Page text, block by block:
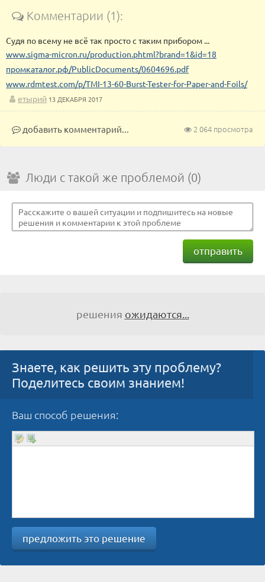
Комментарии (1):
Судя по всему не всё так просто с таким прибором ...
www.sigma-micron.ru/production.phtml?brand=1&id=18
промкаталог.рф/PublicDocuments/0604696.pdf
www.rdmtest.com/p/TMI-13-60-Burst-Tester-for-Paper-and-Foils/
етырий 13 ДЕКАБРЯ 2017
2 064 просмотра
добавить комментарий...
Люди с такой же проблемой (0)
отправить
решения ожидаются...
Знаете, как решить эту проблему?
Поделитесь своим знанием!
Ваш способ решения:
предложить это решение